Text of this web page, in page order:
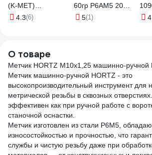
(K-MET)
3044401160
4.3(6)
60гр Р6АМ5 20
ниток/дюйм,
5(1)
О товаре
Метчик HORTZ М10x1,25 машинно-
Метчик машинно-ручной HORTZ - это
высокопроизводительный инструмент для
метрической резьбы в сквозных
эффективен как при ручной работе с
станочной оснастки.
Метчик изготовлен из стали Р6М5,
износостойкостью и прочностью, что
службы и чистую резьбу даже при